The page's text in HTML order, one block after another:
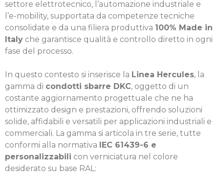
settore elettrotecnico, l’automazione industriale e
l’e-mobility, supportata da competenze tecniche
consolidate e da una filiera produttiva 100% Made in
Italy che garantisce qualità e controllo diretto in ogni
fase del processo.
In questo contesto si inserisce la Linea Hercules, la
gamma di condotti sbarre DKC, oggetto di un
costante aggiornamento progettuale che ne ha
ottimizzato design e prestazioni, offrendo soluzioni
solide, affidabili e versatili per applicazioni industriali e
commerciali. La gamma si articola in tre serie, tutte
conformi alla normativa IEC 61439-6 e
personalizzabili con verniciatura nel colore
desiderato su base RAL: